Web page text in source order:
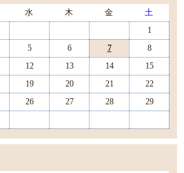
水 木 金
土
1
5 6 7
8
12 13 14
15
19 20 21
22
26 27 28
29